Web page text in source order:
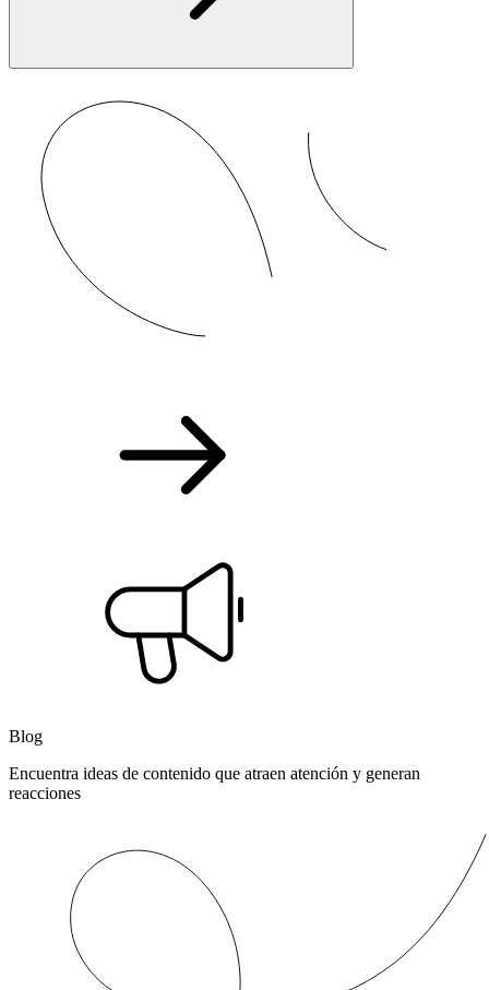
Blog
Encuentra ideas de contenido que atraen atención y generan
reacciones